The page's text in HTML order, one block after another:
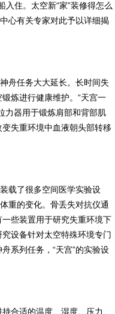
入住。太空新“家”装修得怎么
心有关专家对此予以详细揭
舟任务大大延长。长时间失
炼进行健康维护。“天宫一
力器用于锻炼肩部和背部肌
失重环境中血液朝头部转移
载了很多空间医学实验设
重的变化。骨丢失对抗仪通
些装置用于研究失重环境下
设备针对太空特殊环境专门
系列任务，“天宫”的实验设
合适的温度、湿度、压力、